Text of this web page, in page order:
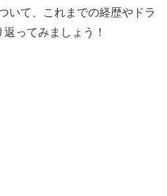
いて、これまでの経歴やドラ
ってみましょう！